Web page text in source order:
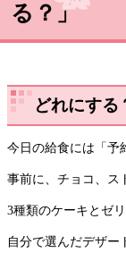
る？」
どれにする
今日の給食には「予
事前に、チョコ、ス
3種類のケーキとゼリ
自分で選んだデザー